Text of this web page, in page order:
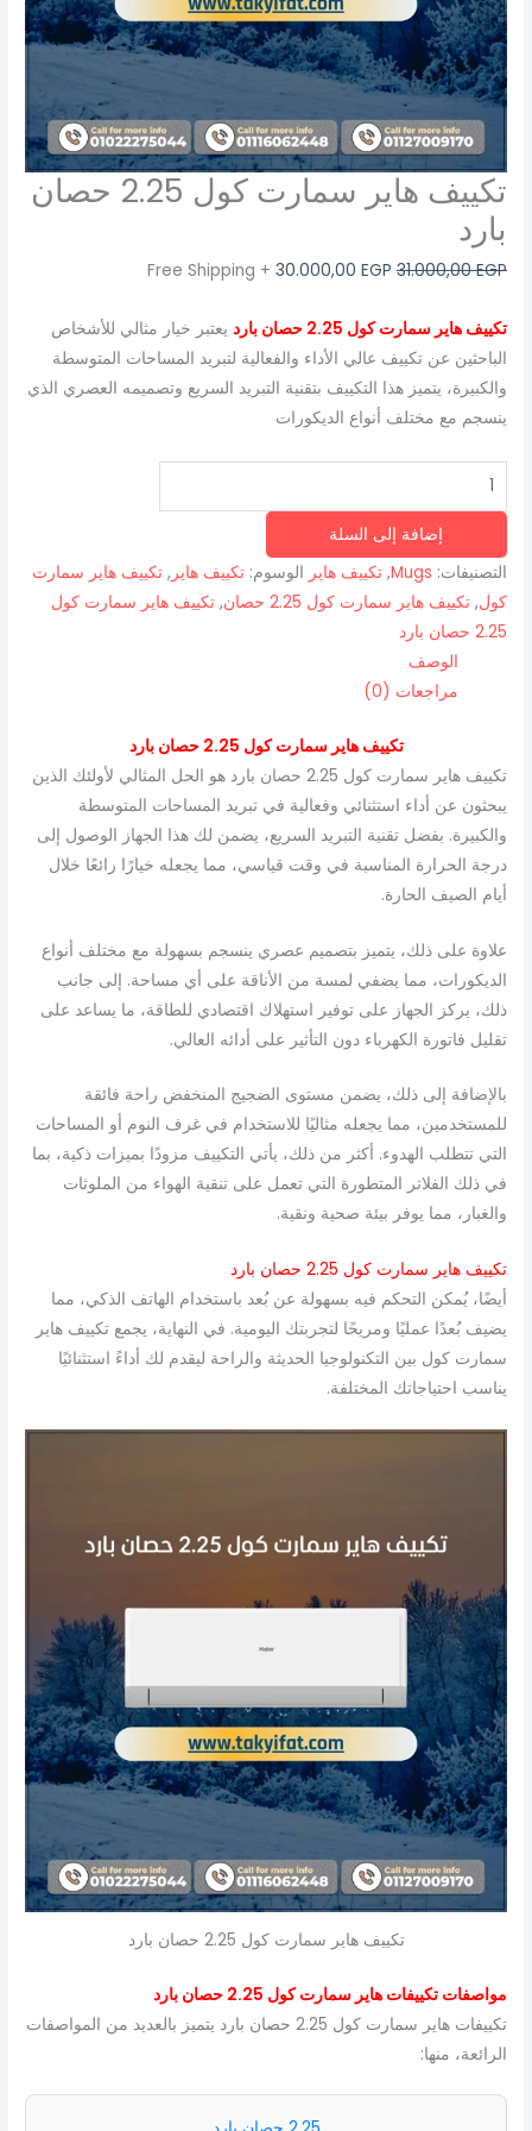
تكييف هاير سمارت كول 2.25 حصان
بارد
31.000,00EGP
30.000,00 EGP
+ Free Shipping
تكييف هاير سمارت كول 2.25 حصان بارد
يعتبر خيار مثالي للأشخاص
الباحثين عن تكييف عالي الأداء والفعالية لتبريد المساحات المتوسطة
والكبيرة، يتميز هذا التكييف بتقنية التبريد السريع وتصميمه العصري الذي
ينسجم مع مختلف أنواع الديكورات
إضافة إلى السلة
التصنيفات: Mugs
,تكييف هاير الوسوم:تكييف هاير ,تكييف هاير سمارت
كول,تكييف هاير سمارت كول 2.25 حصان ,تكييف هاير سمارت كول
2.25 حصان بارد
الوصف
مراجعات (0)
تكييف هاير سمارت كول 2.25 حصان بارد
تكييف هاير سمارت كول 2.25 حصان بارد هو الحل المثالي لأولئك الذين
يبحثون عن أداء استثنائي وفعالية في تبريد المساحات المتوسطة
والكبيرة. بفضل تقنية التبريد السريع، يضمن لك هذا الجهاز الوصول إلى
درجة الحرارة المناسبة في وقت قياسي، مما يجعله خيارًا رائعًا خلال
أيام الصيف الحارة.
علاوة على ذلك، يتميز بتصميم عصري ينسجم بسهولة مع مختلف أنواع
الديكورات، مما يضفي لمسة من الأناقة على أي مساحة. إلى جانب
ذلك، يركز الجهاز على توفير استهلاك اقتصادي للطاقة، ما يساعد على
تقليل فاتورة الكهرباء دون التأثير على أدائه العالي.
بالإضافة إلى ذلك، يضمن مستوى الضجيج المنخفض راحة فائقة
للمستخدمين، مما يجعله مثاليًا للاستخدام في غرف النوم أو المساحات
التي تتطلب الهدوء. أكثر من ذلك، يأتي التكييف مزودًا بميزات ذكية، بما
في ذلك الفلاتر المتطورة التي تعمل على تنقية الهواء من الملوثات
والغبار، مما يوفر بيئة صحية ونقية.
تكييف هاير سمارت كول 2.25 حصان بارد
أيضًا، يُمكن التحكم فيه بسهولة عن بُعد باستخدام الهاتف الذكي، مما
يضيف بُعدًا عمليًا ومريحًا لتجربتك اليومية. في النهاية، يجمع تكييف هاير
سمارت كول بين التكنولوجيا الحديثة والراحة ليقدم لك أداءً استثنائيًا
يناسب احتياجاتك المختلفة.
تكييف هاير سمارت كول 2.25 حصان بارد
مواصفات تكييفات هاير سمارت كول 2.25 حصان بارد
تكييفات هاير سمارت كول 2.25 حصان بارد يتميز بالعديد من المواصفات
الرائعة، منها: